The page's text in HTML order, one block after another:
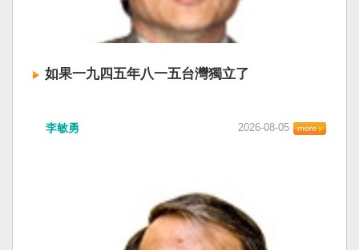
如果一九四五年八一五台灣獨立了
李敏勇 2026-08-05